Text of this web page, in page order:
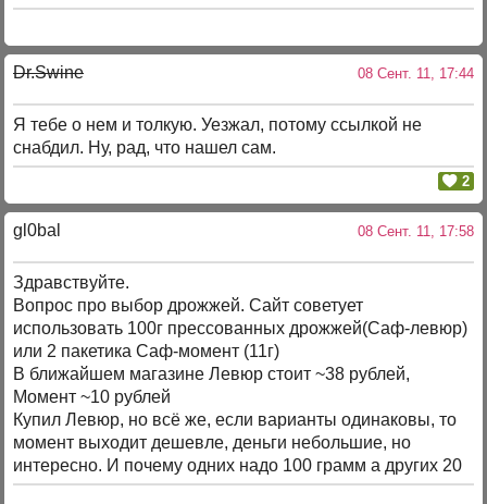
Dr.Swine 08 Сент. 11, 17:44
Я тебе о нем и толкую. Уезжал, потому ссылкой не
снабдил. Ну, рад, что нашел сам.
2
gl0bal 08 Сент. 11, 17:58
Здравствуйте.
Вопрос про выбор дрожжей. Сайт советует
использовать 100г прессованных дрожжей(Саф-левюр)
или 2 пакетика Саф-момент (11г)
В ближайшем магазине Левюр стоит ~38 рублей,
Момент ~10 рублей
Купил Левюр, но всё же, если варианты одинаковы, то
момент выходит дешевле, деньги небольшие, но
интересно. И почему одних надо 100 грамм а других 20